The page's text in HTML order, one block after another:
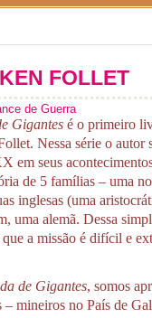
FOLLET
de Guerra
Gigantes é o primeiro
Nessa série o autor
em seus
de 5 famílias – uma
inglesas (uma
uma alemã. Dessa
a missão é difícil e
de Gigantes, somos
mineiros no País de